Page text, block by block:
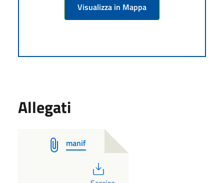
Visualizza in Mappa
Allegati
manif